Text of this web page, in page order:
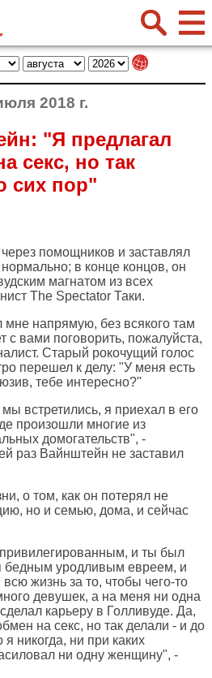
2018 г.
"Я предлагал
секс, но так
сих пор"
помощников и заставлял
в конце концов, он
магнатом из всех
The Spectator Таки.
мне напрямую, без всякого там
с вами поговорить, пожалуйста,
Старый рокочущий голос
перешел к делу: "У меня есть
тебе интересно?"
встретились, я приехал в его
произошли многие из
домогательств", -
раз Вайнштейн не заставил
о том, как он потерял не
но и семью, дома, и сейчас
и ты был
бедным уродливым евреем, и
жизнь за то, чтобы чего-то
девушек, а на меня ни одна
карьеру в Голливуде. Да,
на секс, но так делали - и до
никогда, ни при каких
ни одну женщину", -